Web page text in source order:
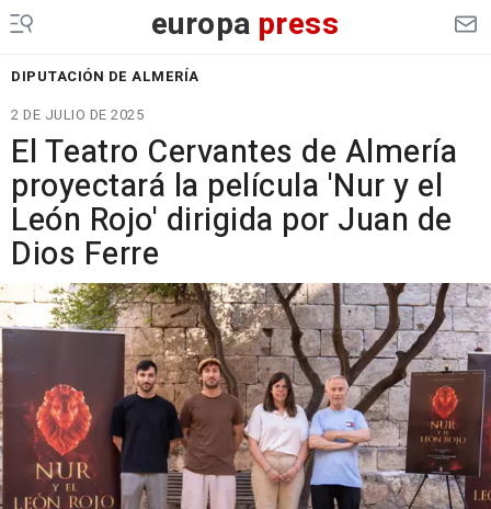
europa press
DIPUTACIÓN DE ALMERÍA
2 DE JULIO DE 2025
El Teatro Cervantes de Almería
proyectará la película 'Nur y el
León Rojo' dirigida por Juan de
Dios Ferre